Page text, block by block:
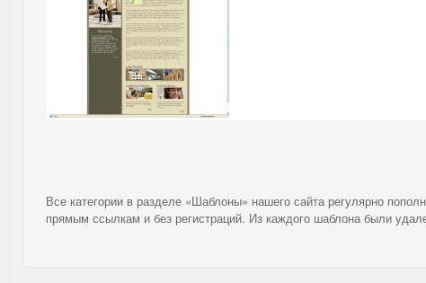
Все категории в разделе «Шаблоны» нашего сайта регулярно
прямым ссылкам и без регистраций. Из каждого шаблона были